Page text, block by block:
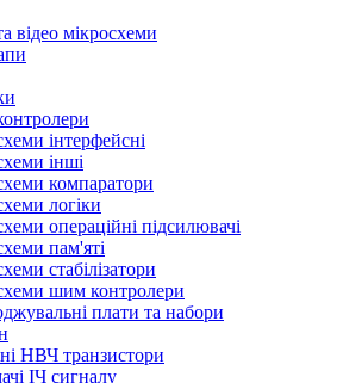
відео мікросхеми‎
інтерфейсні
інші
компаратори
логіки
операційні підсилювачі
пам'яті
стабілізатори
шим контролери
плати та набори
НВЧ транзистори
ІЧ сигналу